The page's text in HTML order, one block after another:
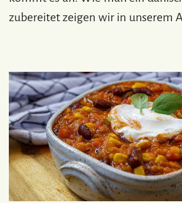
zubereitet zeigen wir in unserem